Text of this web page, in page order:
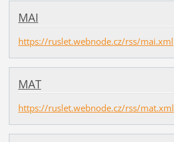
MAI
https://ruslet.webnode.cz/rss/mai.xml
MAT
https://ruslet.webnode.cz/rss/mat.xml